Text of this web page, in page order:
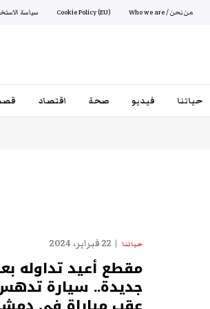
من نحن / Who we are Cookie Policy (EU) سياسة
حياتنا فيديو صحة اقتصاد
حياتنا 22 فبراير، 2024
مقطع أعيد تداوله
جديدة.. سيارة